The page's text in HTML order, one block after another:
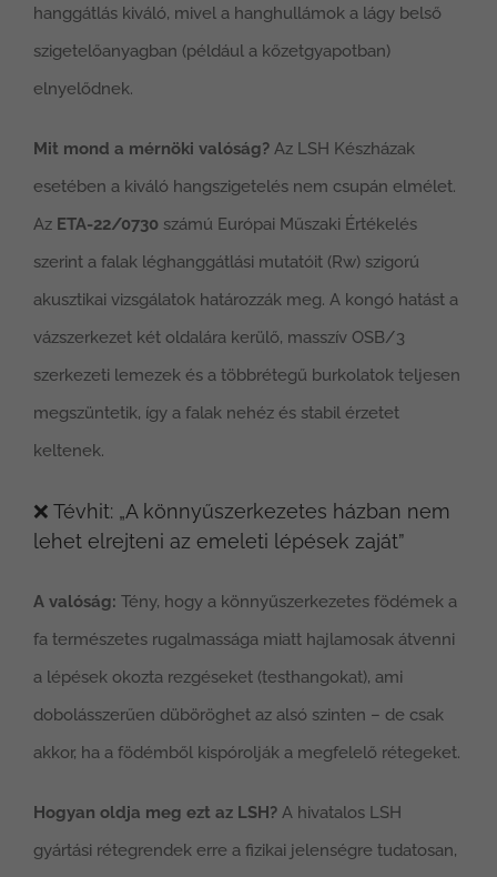
hanggátlás kiváló, mivel a hanghullámok a lágy belső
szigetelőanyagban (például a kőzetgyapotban)
elnyelődnek.
Mit mond a mérnöki valóság? Az LSH Készházak
esetében a kiváló hangszigetelés nem csupán elmélet.
Az ETA-22/0730 számú Európai Műszaki Értékelés
szerint a falak léghanggátlási mutatóit (Rw) szigorú
akusztikai vizsgálatok határozzák meg. A kongó hatást a
vázszerkezet két oldalára kerülő, masszív OSB/3
szerkezeti lemezek és a többrétegű burkolatok teljesen
megszüntetik, így a falak nehéz és stabil érzetet
keltenek.
❌ Tévhit: „A könnyűszerkezetes házban nem
lehet elrejteni az emeleti lépések zaját”
A valóság: Tény, hogy a könnyűszerkezetes födémek a
fa természetes rugalmassága miatt hajlamosak átvenni
a lépések okozta rezgéseket (testhangokat), ami
dobolásszerűen düböröghet az alsó szinten – de csak
akkor, ha a födémből kispórolják a megfelelő rétegeket.
Hogyan oldja meg ezt az LSH? A hivatalos LSH
gyártási rétegrendek erre a fizikai jelenségre tudatosan,